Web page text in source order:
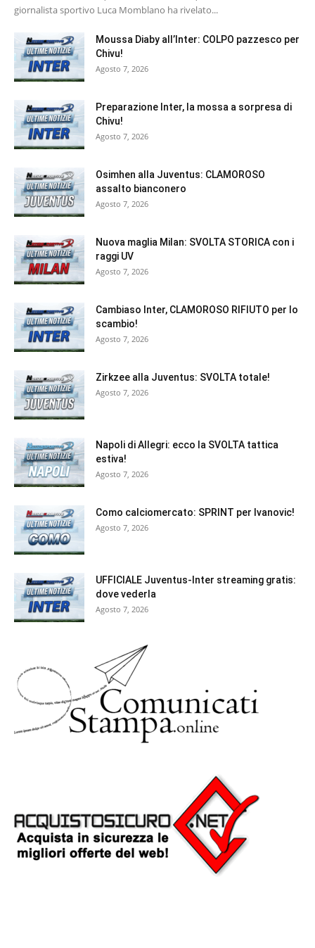
giornalista sportivo Luca Momblano ha rivelato...
Moussa Diaby all’Inter: COLPO pazzesco per
Chivu!
Agosto 7, 2026
Preparazione Inter, la mossa a sorpresa di
Chivu!
Agosto 7, 2026
Osimhen alla Juventus: CLAMOROSO
assalto bianconero
Agosto 7, 2026
Nuova maglia Milan: SVOLTA STORICA con i
raggi UV
Agosto 7, 2026
Cambiaso Inter, CLAMOROSO RIFIUTO per lo
scambio!
Agosto 7, 2026
Zirkzee alla Juventus: SVOLTA totale!
Agosto 7, 2026
Napoli di Allegri: ecco la SVOLTA tattica
estiva!
Agosto 7, 2026
Como calciomercato: SPRINT per Ivanovic!
Agosto 7, 2026
UFFICIALE Juventus-Inter streaming gratis:
dove vederla
Agosto 7, 2026